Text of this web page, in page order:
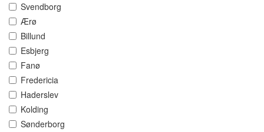
Svendborg
Ærø
Billund
Esbjerg
Fanø
Fredericia
Haderslev
Kolding
Sønderborg